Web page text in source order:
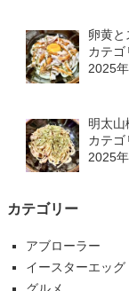
卵黄と
カテゴ
2025
明太山
カテゴ
2025
カテゴリー
アブローラー
イースターエッグ